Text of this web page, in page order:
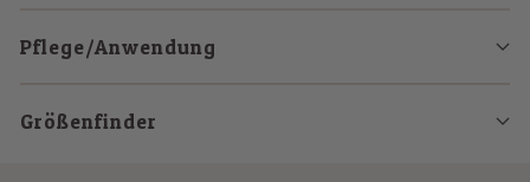
Pflege/Anwendung
Größenfinder